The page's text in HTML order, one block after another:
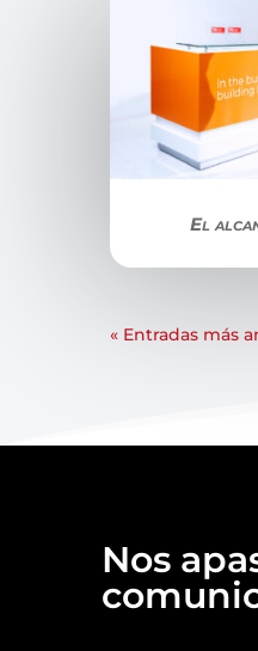
El
« Entradas más
Nos